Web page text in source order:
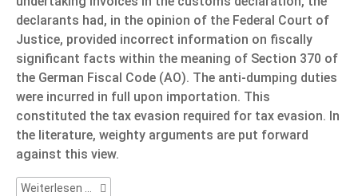
declarants had, in the opinion of the Federal Court of
Justice, provided incorrect information on fiscally
significant facts within the meaning of Section 370 of
the German Fiscal Code (AO). The anti-dumping duties
were incurred in full upon importation. This
constituted the tax evasion required for tax evasion. In
the literature, weighty arguments are put forward
against this view.
Weiterlesen …
Over-